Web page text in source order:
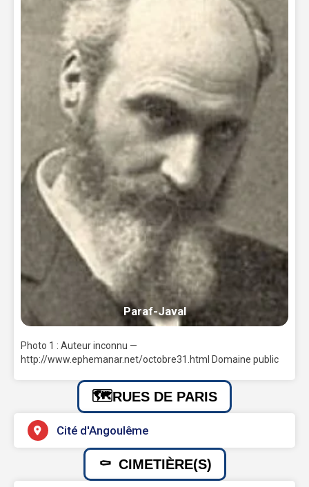
Paraf-Javal
Photo 1 : Auteur inconnu —
http://www.ephemanar.net/octobre31.html Domaine public
RUES DE PARIS
Cité d'Angoulême
CIMETIÈRE(S)